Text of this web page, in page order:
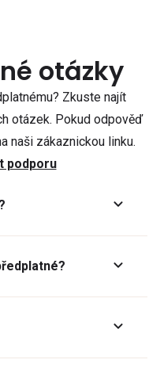
otázky
Zkuste najít
otázek. Pokud odpověď
naši zákaznickou linku.
podporu